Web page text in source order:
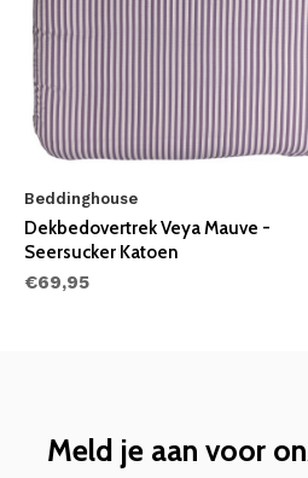
Beddinghouse
Dekbedovertrek Veya Mauve -
Seersucker Katoen
€69,95
Meld je aan voor